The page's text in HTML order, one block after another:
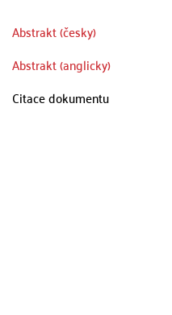
Abstrakt (česky)
Abstrakt (anglicky)
Citace dokumentu